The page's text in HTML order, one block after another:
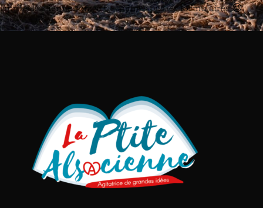
laptitealsacienne.com si tu n'aimes pas les formulaires 😉